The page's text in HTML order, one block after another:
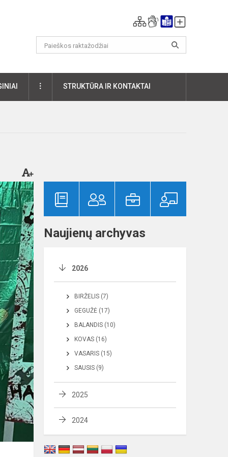
DAUGIAUSTRUKTŪRA IR KONTAKTAI
Naujienų archyvas
2026
BIRŽELIS (7)
GEGUŽĖ (17)
BALANDIS (10)
KOVAS (16)
VASARIS (15)
SAUSIS (9)
2025
2024